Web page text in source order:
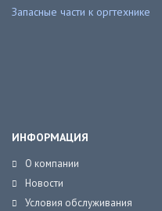
Запасные части к оргтехнике
ИНФОРМАЦИЯ
О компании
Новости
Условия обслуживания